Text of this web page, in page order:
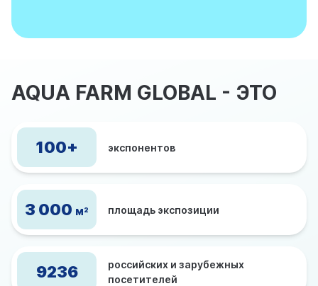
AQUA FARM GLOBAL - ЭТО
100+ экспонентов
3 000 М2 площадь экспозиции
9236
российских и зарубежных
посетителей